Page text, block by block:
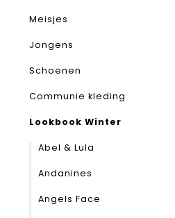
Meisjes
Jongens
Schoenen
Communie kleding
Lookbook Winter
Abel & Lula
Andanines
Angels Face